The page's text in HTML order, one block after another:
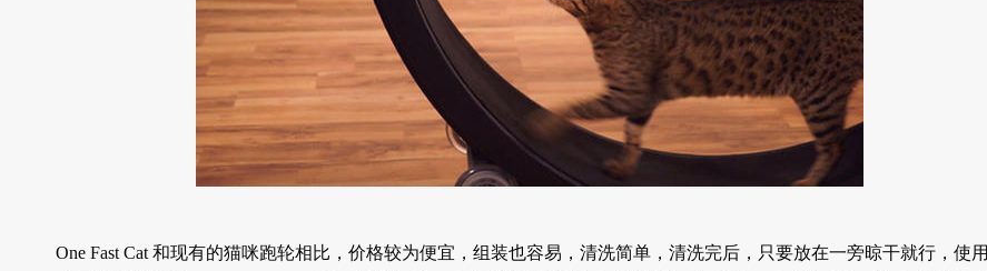
One Fast Cat 和现有的猫咪跑轮相比，价格较为便宜，组装也容易，清洗简单，清洗完后，只要放在一旁晾干就行，使用